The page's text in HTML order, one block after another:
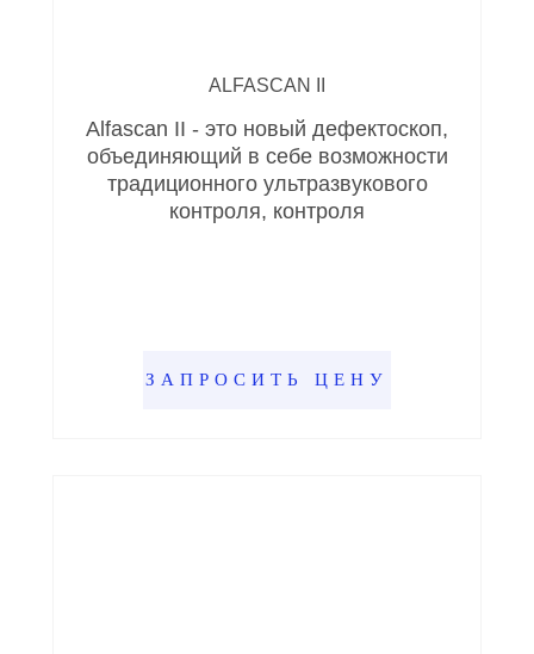
ALFASCAN II
Alfascan II - это новый дефектоскоп,
объединяющий в себе возможности
традиционного ультразвукового
контроля, контроля
ЗАПРОСИТЬ ЦЕНУ